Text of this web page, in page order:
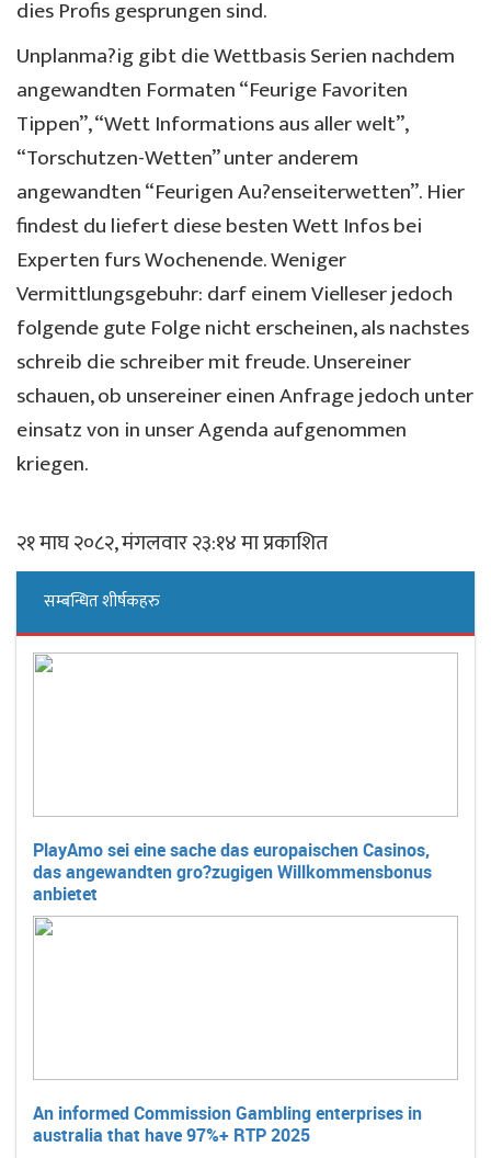
dies Profis gesprungen sind.
Unplanma?ig gibt die Wettbasis Serien nachdem
angewandten Formaten “Feurige Favoriten
Tippen”, “Wett Informations aus aller welt”,
“Torschutzen-Wetten” unter anderem
angewandten “Feurigen Au?enseiterwetten”. Hier
findest du liefert diese besten Wett Infos bei
Experten furs Wochenende. Weniger
Vermittlungsgebuhr: darf einem Vielleser jedoch
folgende gute Folge nicht erscheinen, als nachstes
schreib die schreiber mit freude. Unsereiner
schauen, ob unsereiner einen Anfrage jedoch unter
einsatz von in unser Agenda aufgenommen
kriegen.
२१ माघ २०८२, मंगलवार २३:१४ मा प्रकाशित
सम्बन्धित शीर्षकहरु
PlayAmo sei eine sache das europaischen Casinos,
das angewandten gro?zugigen Willkommensbonus
anbietet
An informed Commission Gambling enterprises in
australia that have 97%+ RTP 2025